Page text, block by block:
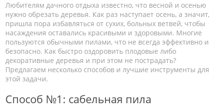
Любителям дачного отдыха известно, что весной и осенью
нужно обрезать деревья. Как раз наступает осень, а значит,
пришла пора избавляться от сухих, больных ветвей, чтобы
насаждения оставались красивыми и здоровыми. Многие
пользуются обычными пилами, что не всегда эффективно и
безопасно. Как быстро оздоровить плодовые либо
декоративные деревья и при этом не пострадать?
Предлагаем несколько способов и лучшие инструменты для
этой задачи.
Способ №1: сабельная пила